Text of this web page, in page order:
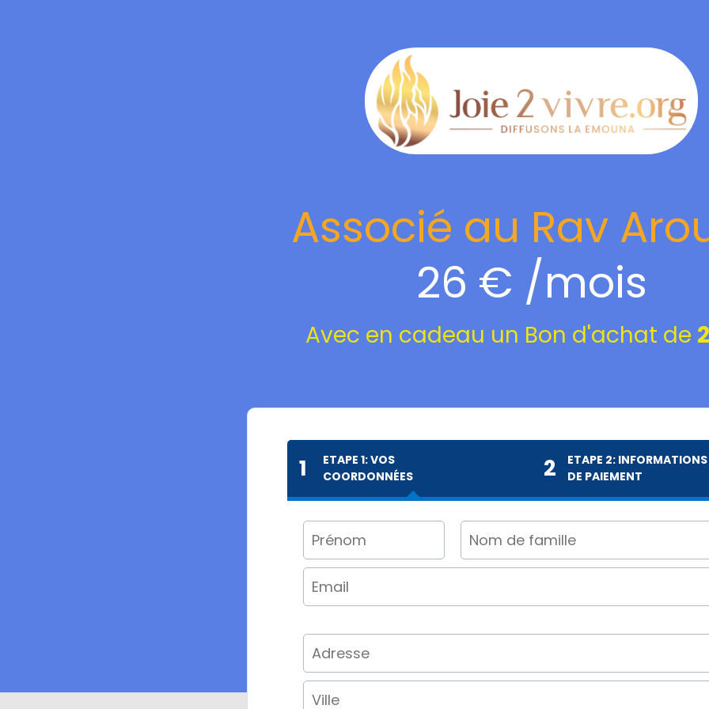
Associé au Rav
26 € /mois
Avec en cadeau un Bon d'achat de
1
ETAPE 1: VOS
COORDONNÉES
2
ETAPE 2: INFORMATIONS
DE PAIEMENT